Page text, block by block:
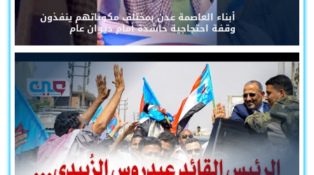
أبناء العاصمة عدن بمختلف مكوناتهم ينفذون
وقفة احتجاجية حاشدة أمام ديوان عام